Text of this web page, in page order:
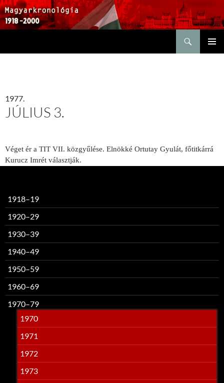
1977.
JÚLIUS 3.
Véget ér a TIT VII. közgyűlése. El­nökké Ortutay Gyulát, főtitkárrá
Kurucz Imrét választják.
1918–19
1920–29
1930–39
1940–49
1950–59
1960–69
1970–79
1970
1971
1972
1973